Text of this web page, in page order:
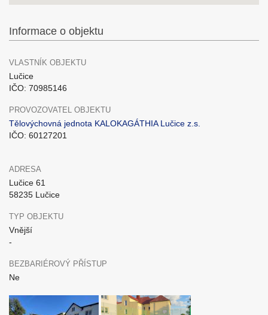
Informace o objektu
VLASTNÍK OBJEKTU
Lučice
IČO: 70985146
PROVOZOVATEL OBJEKTU
Tělovýchovná jednota KALOKAGÁTHIA Lučice z.s.
IČO: 60127201
ADRESA
Lučice 61
58235 Lučice
TYP OBJEKTU
Vnější
-
BEZBARIÉROVÝ PŘÍSTUP
Ne